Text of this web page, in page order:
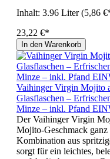
Inhalt: 3.96 Liter(5,86
23,22 €*
In den Warenkorb
Vaihinger Virgin Mojito
Glasflaschen –
Minze – inkl. Pfand
Der Vaihinger Virgin
Mojito-Geschmack
Kombination aus
sorgt für ein leichtes,